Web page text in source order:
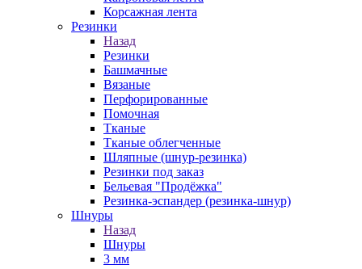
Корсажная лента
Резинки
Назад
Резинки
Башмачные
Вязаные
Перфорированные
Помочная
Тканые
Тканые облегченные
Шляпные (шнур-резинка)
Резинки под заказ
Бельевая "Продёжка"
Резинка-эспандер (резинка-шнур)
Шнуры
Назад
Шнуры
3 мм